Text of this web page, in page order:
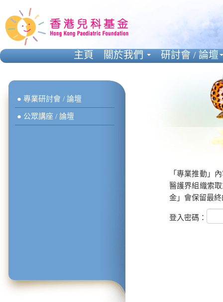
● 專業研討會 / 論壇
● 公眾講座 / 論壇
「專業推動」
醫護界組織索
金」會保留最
登入密碼：
主頁 關於我們 研討會 / 論壇